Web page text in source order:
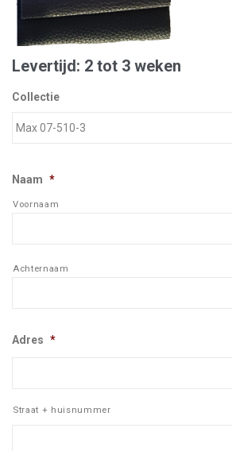
Levertijd: 2 tot 3 weken
Collectie
Naam *
Voornaam
Achternaam
Adres *
Straat + huisnummer